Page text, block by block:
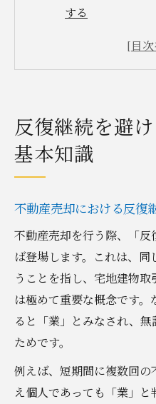
する
反復継続 わかり
安心のための不動産
不動産売却で誤
策
反復継続 不動産
ト
業として 反復継
不動産売却時に
反復継続性が問われ
不動産売却で反
反復継続 わかり
反復継続を避
基本知識
不動産売却における反復
不動産売却を行う際、「
ば登場します。これは、
うことを指し、宅地建物
は極めて重要な概念です
ると「業」とみなされ、
ためです。
例えば、短期間に複数回の
え個人であっても「業」